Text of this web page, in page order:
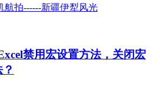
禁用宏设置方法，关闭宏